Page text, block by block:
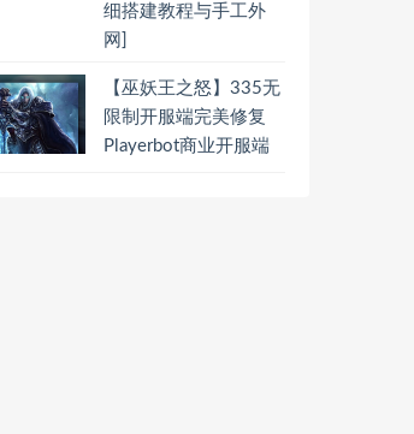
细搭建教程与手工外
网]
【巫妖王之怒】335无
限制开服端完美修复
Playerbot商业开服端